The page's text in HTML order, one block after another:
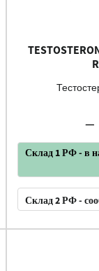
Склад 1 РФ - в
Склад 2 РФ -